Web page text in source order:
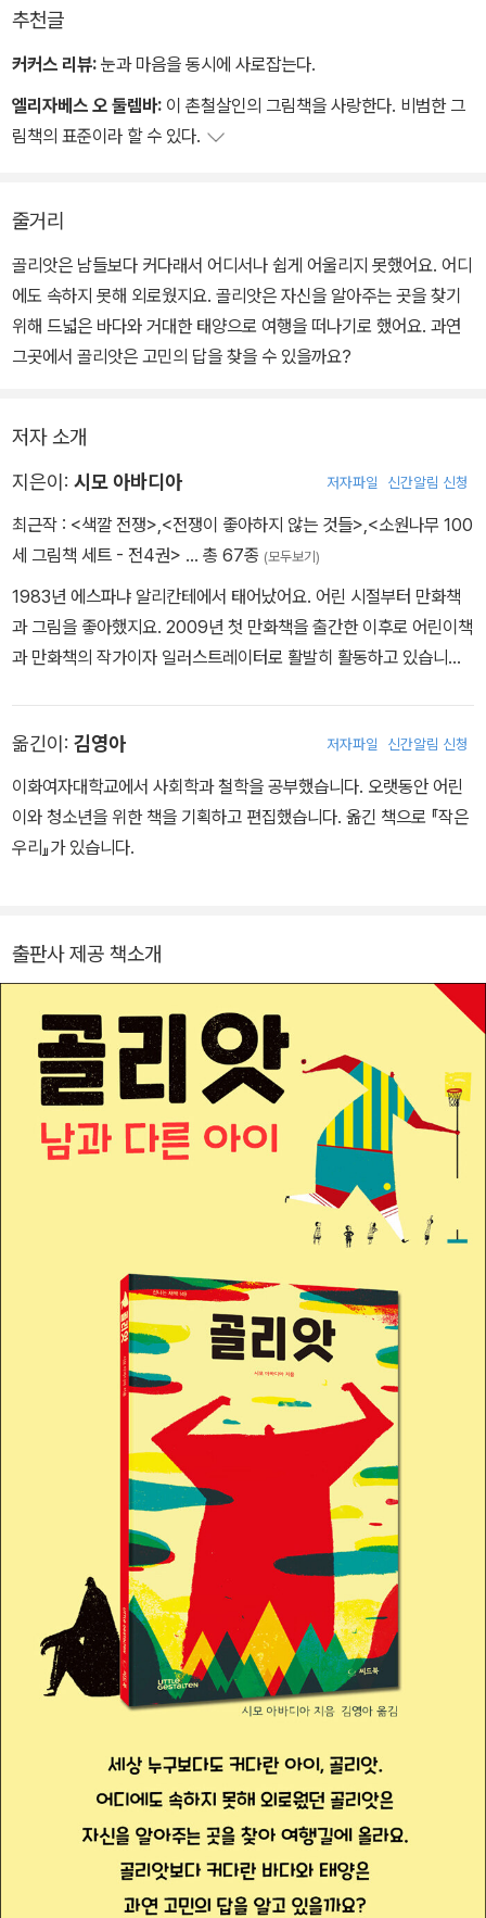
추천글
커커스 리뷰: 눈과 마음을 동시에 사로잡는다.
엘리자베스 오 둘렘바: 이 촌철살인의 그림책을 사랑한다. 비범한 그
림책의 표준이라 할 수 있다.
줄거리
골리앗은 남들보다 커다래서 어디서나 쉽게 어울리지 못했어요. 어디
에도 속하지 못해 외로웠지요. 골리앗은 자신을 알아주는 곳을 찾기
위해 드넓은 바다와 거대한 태양으로 여행을 떠나기로 했어요. 과연
그곳에서 골리앗은 고민의 답을 찾을 수 있을까요?
저자 소개
지은이: 시모 아바디아 저자파일 신간알림 신청
최근작 : <색깔 전쟁>,<전쟁이 좋아하지 않는 것들>,<소원나무 100
세 그림책 세트 - 전4권> … 총 67종 (모두보기)
1983년 에스파냐 알리칸테에서 태어났어요. 어린 시절부터 만화책
과 그림을 좋아했지요. 2009년 첫 만화책을 출간한 이후로 어린이책
과 만화책의 작가이자 일러스트레이터로 활발히 활동하고 있습니다.
요. 2024년 볼로냐 라가치상 논픽션 부문에서 스페셜 멘션을 수상하
기도 했답니다. 우리나라에 소개된 책으로 《서로의 용기가 되어》《채
소밭 농부》《해변에 가면》《골리앗》 등이 있어요.
옮긴이: 김영아 저자파일 신간알림 신청
이화여자대학교에서 사회학과 철학을 공부했습니다. 오랫동안 어린
이와 청소년을 위한 책을 기획하고 편집했습니다. 옮긴 책으로 『작은
우리』가 있습니다.
출판사 제공 책소개